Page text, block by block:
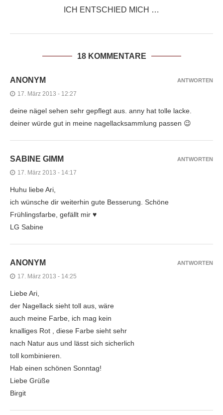
ICH ENTSCHIED MICH …
18 KOMMENTARE
ANONYM
17. März 2013 - 12:27
deine nägel sehen sehr gepflegt aus. anny hat tolle lacke.
deiner würde gut in meine nagellacksammlung passen 😉
ANTWORTEN
SABINE GIMM
17. März 2013 - 14:17
Huhu liebe Ari,
ich wünsche dir weiterhin gute Besserung. Schöne
Frühlingsfarbe, gefällt mir ♥
LG Sabine
ANTWORTEN
ANONYM
17. März 2013 - 14:25
Liebe Ari,
der Nagellack sieht toll aus, wäre
auch meine Farbe, ich mag kein
knalliges Rot , diese Farbe sieht sehr
nach Natur aus und lässt sich sicherlich
toll kombinieren.
Hab einen schönen Sonntag!
Liebe Grüße
Birgit
ANTWORTEN